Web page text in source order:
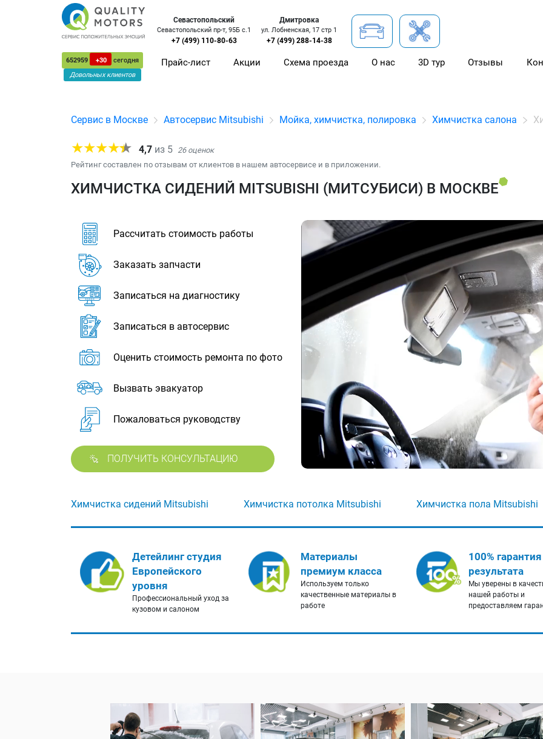
652959 +30
сегодня
Довольных клиентов
Севастопольский
Севастопольский пр-т, 95Б с.1
+7 (499) 110-80-63
Дмитровка
ул. Лобненская, 17 стр 1
+7 (499) 288-14-38
Прайс-лист Акции Схема проезда О нас 3D тур Отзывы
Сервис в Москве Автосервис Mitsubishi Мойка, химчистка, полировка Химчистка салона
4,7 из 5 26оценок
Рейтинг составлен по отзывам от клиентов в нашем автосервисе и в приложении.
ХИМЧИСТКА СИДЕНИЙ MITSUBISHI (МИТСУБИСИ) В МОСКВЕ
Рассчитать стоимость работы
Заказать запчасти
Записаться на диагностику
Записаться в автосервис
Оценить стоимость ремонта по фото
Вызвать эвакуатор
Пожаловаться руководству
ПОЛУЧИТЬ КОНСУЛЬТАЦИЮ
Химчистка сидений Mitsubishi Химчистка потолка Mitsubishi Химчистка пола Mitsubishi
Детейлинг студия
Европейского
уровня
Профессиональный уход за
кузовом и салоном
Материалы
премиум класса
Используем только
качественные материалы в
работе
100% гарантия
результата
Мы уверены в
нашей работы и
предоставляем